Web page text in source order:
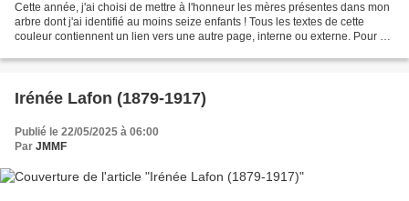
Cette année, j'ai choisi de mettre à l'honneur les mères présentes dans mon
arbre dont j'ai identifié au moins seize enfants ! Tous les textes de cette
couleur contiennent un lien vers une autre page, interne ou externe. Pour y
Irénée Lafon (1879-1917)
Publié le 22/05/2025 à 06:00
Par JMMF